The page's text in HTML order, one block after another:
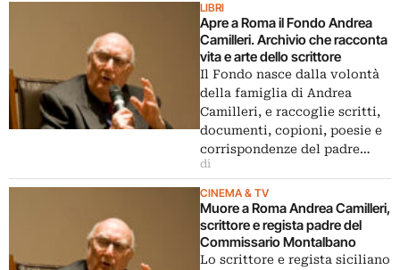
LIBRI
Apre a Roma il Fondo Andrea
Camilleri. Archivio che racconta
vita e arte dello scrittore
Il Fondo nasce dalla volontà
della famiglia di Andrea
Camilleri, e raccoglie scritti,
documenti, copioni, poesie e
corrispondenze del padre…
di
CINEMA & TV
Muore a Roma Andrea Camilleri,
scrittore e regista padre del
Commissario Montalbano
Lo scrittore e regista siciliano